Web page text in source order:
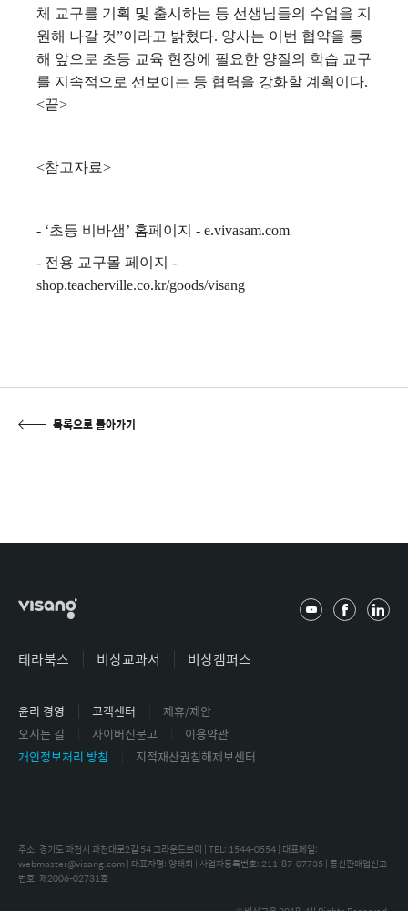
체 교구를 기획 및 출시하는 등 선생님들의 수업을 지
원해 나갈 것”이라고 밝혔다. 양사는 이번 협약을 통
해 앞으로 초등 교육 현장에 필요한 양질의 학습 교구
를 지속적으로 선보이는 등 협력을 강화할 계획이다.
<끝>
<참고자료>
- ‘초등 비바샘’ 홈페이지 - e.vivasam.com
- 전용 교구몰 페이지 -
shop.teacherville.co.kr/goods/visang
목록으로 돌아가기
테라북스 비상교과서 비상캠퍼스
윤리 경영 고객센터
제휴/제안
오시는 길
사이버신문고
이용약관
개인정보처리 방침
지적재산권침해제보센터
유
페
링
주소: 경기도 과천시 과천대로2길 54 그라운드브이 | TEL: 1544-0554 | 대표메일:
webmaster@visang.com | 대표자명: 양태회 | 사업자등록번호: 211-87-07735 | 통신판매업신고
번호: 제2006-02731호